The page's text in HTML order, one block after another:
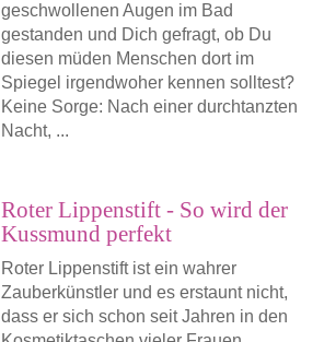
geschwollenen Augen im Bad
gestanden und Dich gefragt, ob Du
diesen müden Menschen dort im
Spiegel irgendwoher kennen solltest?
Keine Sorge: Nach einer durchtanzten
Nacht, ...
Roter Lippenstift - So wird der
Kussmund perfekt
Roter Lippenstift ist ein wahrer
Zauberkünstler und es erstaunt nicht,
dass er sich schon seit Jahren in den